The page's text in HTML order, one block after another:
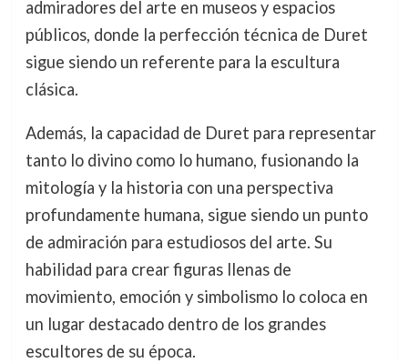
admiradores del arte en museos y espacios
públicos, donde la perfección técnica de Duret
sigue siendo un referente para la escultura
clásica.
Además, la capacidad de Duret para representar
tanto lo divino como lo humano, fusionando la
mitología y la historia con una perspectiva
profundamente humana, sigue siendo un punto
de admiración para estudiosos del arte. Su
habilidad para crear figuras llenas de
movimiento, emoción y simbolismo lo coloca en
un lugar destacado dentro de los grandes
escultores de su época.